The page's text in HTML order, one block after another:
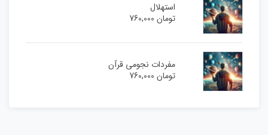
استهلال
تومان760,000
مفردات نجومی قرآن
تومان760,000